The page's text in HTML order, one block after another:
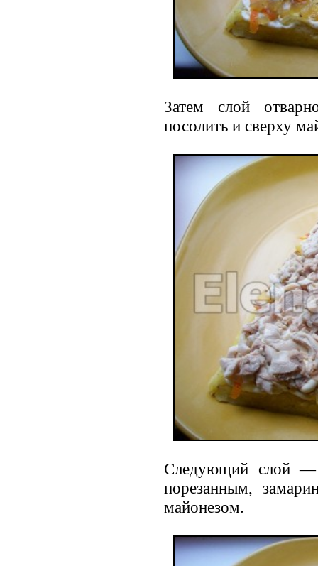
Затем слой
посолить и сверху
Следующий слой —
порезанным,
майонезом.